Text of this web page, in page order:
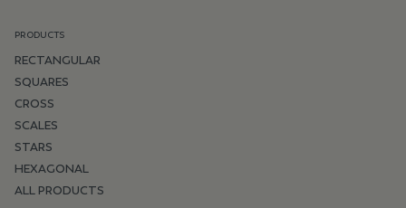
PRODUCTS
RECTANGULAR
SQUARES
CROSS
SCALES
STARS
HEXAGONAL
ALL PRODUCTS